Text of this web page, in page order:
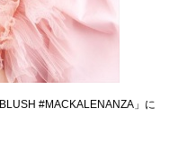
#MACKALENANZA」に